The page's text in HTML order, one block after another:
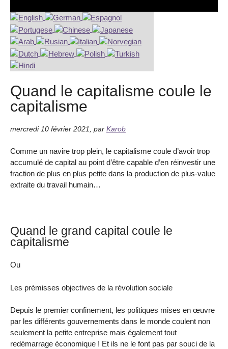
Quand le capitalisme coule le
capitalisme
mercredi 10 février 2021 par Karob
Comme un navire trop plein, le capitalisme coule d’avoir trop
accumulé de capital au point d’être capable d’en réinvestir une
fraction de plus en plus petite dans la production de plus-value
extraite du travail humain…
Quand le grand capital coule le
capitalisme
Ou
Les prémisses objectives de la révolution sociale
Depuis le premier confinement, les politiques mises en œuvre
par les différents gouvernements dans le monde coulent non
seulement la petite entreprise mais également tout
redémarrage économique ! Et ils ne le font pas par souci de la